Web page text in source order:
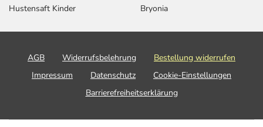
Hustensaft Kinder
Bryonia
AGB Widerrufsbelehrung
Bestellung widerrufen
Impressum
Datenschutz
Cookie-Einstellungen
Barrierefreiheitserklärung